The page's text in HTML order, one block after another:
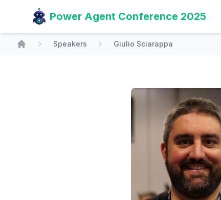
Power Agent Conference 2025
Speakers Giulio Sciarappa